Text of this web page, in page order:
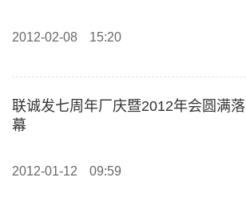
2012-02-08 15:20
联诚发七周年厂庆暨2012年会圆满落
幕
2012-01-12 09:59